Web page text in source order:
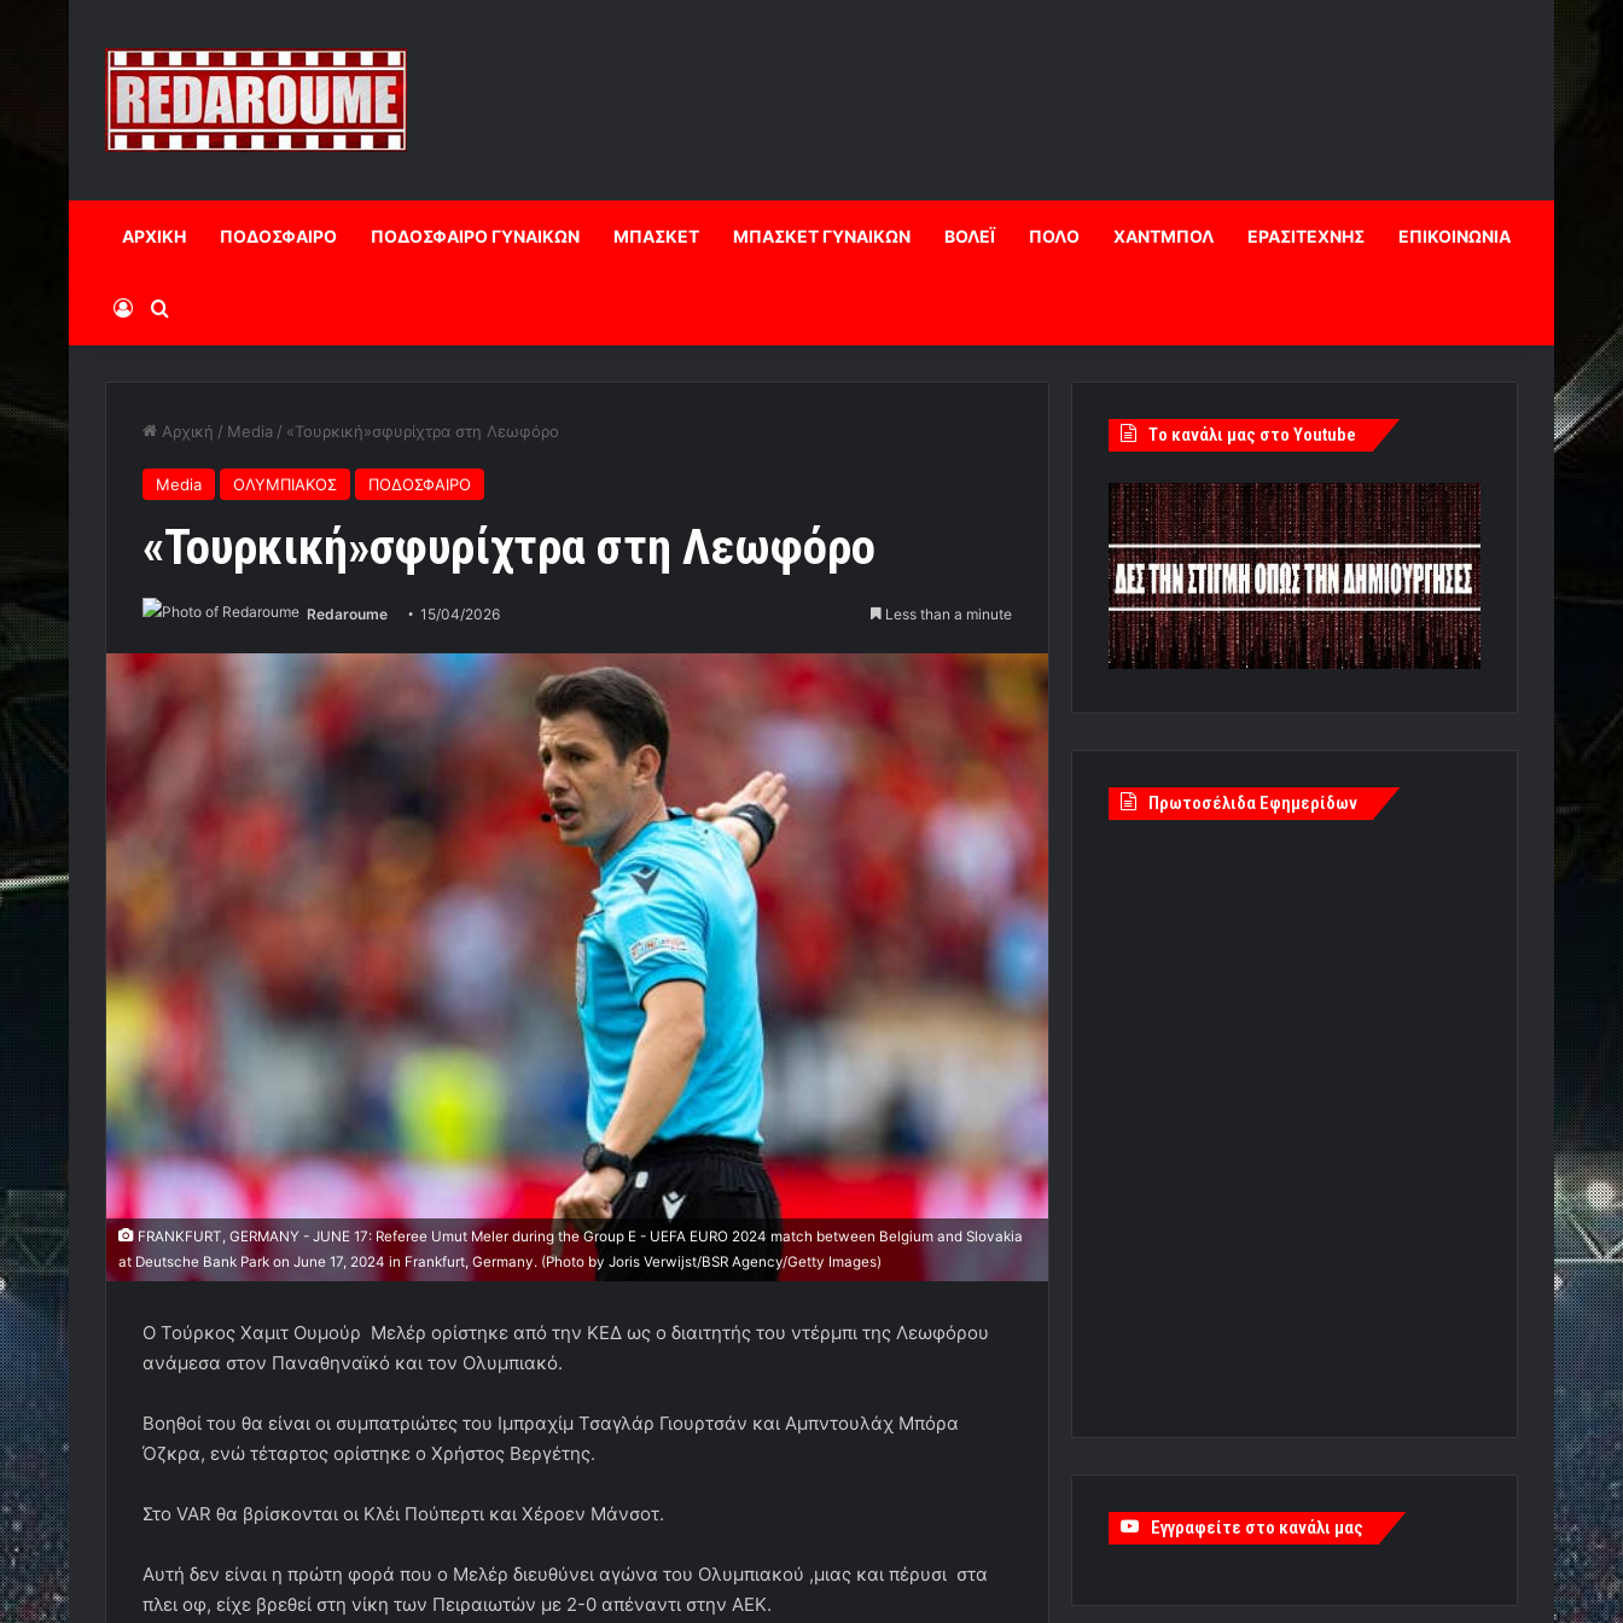
ΑΡΧΙΚΗ ΠΟΔΟΣΦΑΙΡΟ ΠΟΔΟΣΦΑΙΡΟ ΓΥΝΑΙΚΩΝ ΜΠΑΣΚΕΤ ΜΠΑΣΚΕΤ ΓΥΝΑΙΚΩΝ ΒΟΛΕΪ ΠΟΛΟ ΧΑΝΤΜΠΟΛ ΕΡΑΣΙΤΕΧΝΗΣ ΕΠΙΚΟΙΝΩΝΙΑ
Log InΑναζήτηση
Αρχική / Media / «Τουρκική»σφυρίχτρα στη Λεωφόρο
Media ΟΛΥΜΠΙΑΚΟΣ ΠΟΔΟΣΦΑΙΡΟ
«Τουρκική»σφυρίχτρα στη Λεωφόρο
Redaroume 15/04/2026 Less than a minute
FRANKFURT, GERMANY - JUNE 17: Referee Umut Meler during the Group E - UEFA EURO 2024 match between Belgium and Slovakia
at Deutsche Bank Park on June 17, 2024 in Frankfurt, Germany. (Photo by Joris Verwijst/BSR Agency/Getty Images)
O Toύρκος Χαμιτ Ουμούρ Μελέρ ορίστηκε από την ΚΕΔ ως ο διαιτητής του ντέρμπι της Λεωφόρου
ανάμεσα στον Παναθηναϊκό και τον Ολυμπιακό.
Βοηθοί του θα είναι οι συμπατριώτες του Ιμπραχίμ Τσαγλάρ Γιουρτσάν και Αμπντουλάχ Μπόρα
Όζκρα, ενώ τέταρτος ορίστηκε ο Χρήστος Βεργέτης.
Στο VAR θα βρίσκονται οι Κλέι Πούπερτι και Χέροεν Μάνσοτ.
Αυτή δεν είναι η πρώτη φορά που ο Μελέρ διευθύνει αγώνα του Ολυμπιακού ,μιας και πέρυσι στα
πλει οφ, είχε βρεθεί στη νίκη των Πειραιωτών με 2-0 απέναντι στην ΑΕΚ.
Tο κανάλι μας στο Youtube
Πρωτοσέλιδα Εφημερίδων
Εγγραφείτε στο κανάλι μας